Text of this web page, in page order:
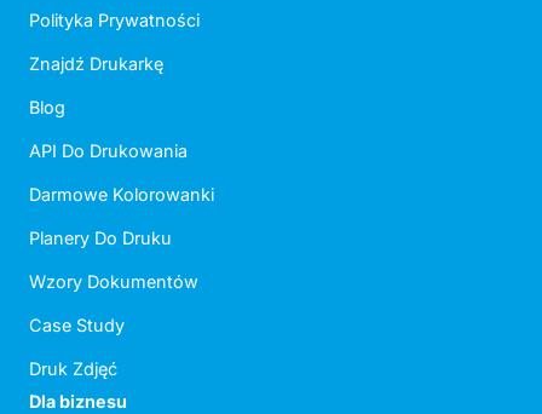
Polityka Prywatności
Znajdź Drukarkę
Blog
API Do Drukowania
Darmowe Kolorowanki
Planery Do Druku
Wzory Dokumentów
Case Study
Druk Zdjęć
Dla biznesu